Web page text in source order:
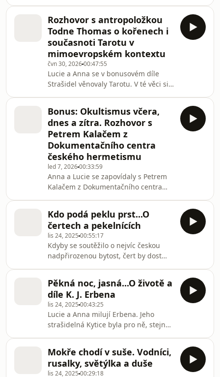
aplikaci mujRozhlas pro Android a iOS
nebo na webu mujRozhlas.cz
antropoložku Todne Thomas z
univerzity v americkém Yale aby jim
vysvětlili, jak se věc má s vykládáním
karet, konkrétně karet tarotových. Jak
ale holky zjistily, zas tak jednoduché
to není. Všechny díly podcastu
Strašidla můžete pohodlně
poslouchat v
Rozhovor s antropoložkou
Todne Thomas o kořenech i
současnoti Tarotu v
mimoevropském kontextu
čvn 30, 202600:47:55
Lucie a Anna se v bonusovém díle
Strašidel věnovaly Tarotu. V té věci si
mimoevropských kontextech
spojených s Tarotovou praxí. Řeč
přišla na voodoo, spojnice mezi
křesťanstvím a Tarotem i osobní
příběhy s čertovými obrázky.
Poslechněte si nesestříhaný rozhovor
v angličtině. Všechny díly podcastu
Strašidla můžete pohodln
Bonus: Okultismus včera,
dnes a zítra. Rozhovor s
Petrem Kalačem z
Dokumentačního centra
českého hermetismu
led 7, 202600:33:59
Anna a Lucie se zapovídaly s Petrem
Kalačem z Dokumentačního centra
dějin? Jak jsou na tom dnes a co
udělat pro to, aby se člověk okultistou
stal? Jak si nechat doporučit věštce? A
když vydržíte až do konce, uslyšíte dvě
historky, jednu o strašidle z
Místodržitelského letohrádku a další o
strašidle, které rádo splachuje. V
Kdo podá peklu prst...O
čertech a pekelnících
lis 24, 2025 00:55:17
Kdyby se soutěžilo o nejvíc českou
nadpřirozenou bytost, čert by dost
že prozkoumají čertovskou mytologii
hned z několika různých směrů. Lucie
se vypravila na hrad Houska za
kastelánem Miroslavem Konopáskem,
aby se podívala, zda by se do pekla
nedostala branou, kterou hrad údajně
střeží. Pak se spolu s Annou ve studiu
vyptala
Pěkná noc, jasná...O životě a
díle K. J. Erbena
lis 24, 2025 00:43:25
Lucie a Anna milují Erbena. Jeho
strašidelná Kytice byla pro ně, stejně
hororem, rurální mytologií a
ikonickými strašidly. Vypravily se proto
Mokře chodí v suše. Vodníci,
rusalky, světýlka a duše
lis 24, 2025 00:29:18